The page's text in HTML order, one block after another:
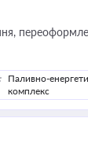
Паливно-
комплекс